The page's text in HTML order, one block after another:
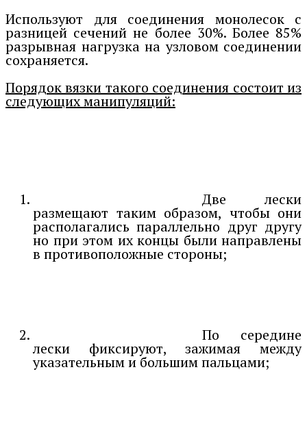
Используют для соединения монолесок с
разницей сечений не более 30%. Более 85%
разрывная нагрузка на узловом соединении
сохраняется.
Порядок вязки такого соединения состоит из
следующих манипуляций:
Две лески
размещают таким образом, чтобы они
располагались параллельно друг другу
но при этом их концы были направлены
в противоположные стороны;
По середине
лески фиксируют, зажимая между
указательным и большим пальцами;